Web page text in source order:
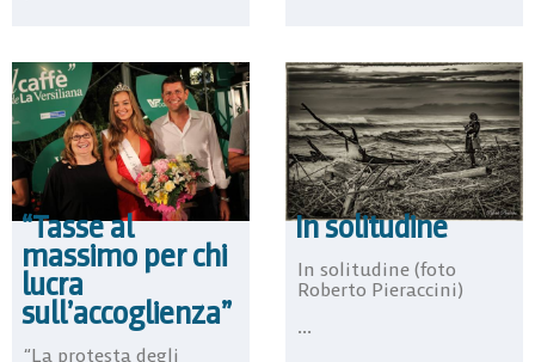
“Tasse al
massimo per chi
lucra
sull’accoglienza”
“La protesta degli
In solitudine
In solitudine (foto
Roberto Pieraccini)
...